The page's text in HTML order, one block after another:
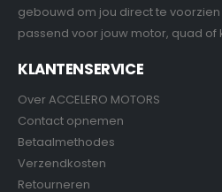
gebouwd om jou direct te
passend voor jouw motor, quad of
KLANTENSERVICE
Over ACCELERO MOTORS
Contact opnemen
Betaalmethodes
Verzendkosten
Retourneren